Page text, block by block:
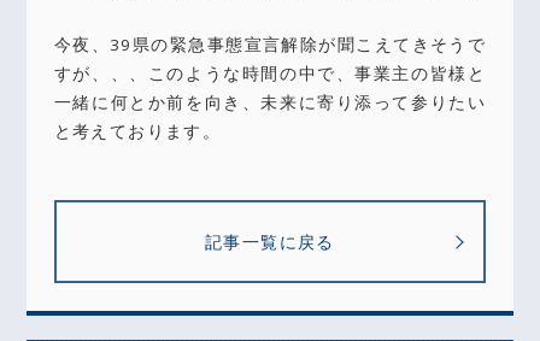
今夜、39県の緊急事態宣言解除が聞こえてきそうで
すが、、、このような時間の中で、事業主の皆様と
一緒に何とか前を向き、未来に寄り添って参りたい
と考えております。
記事一覧に戻る